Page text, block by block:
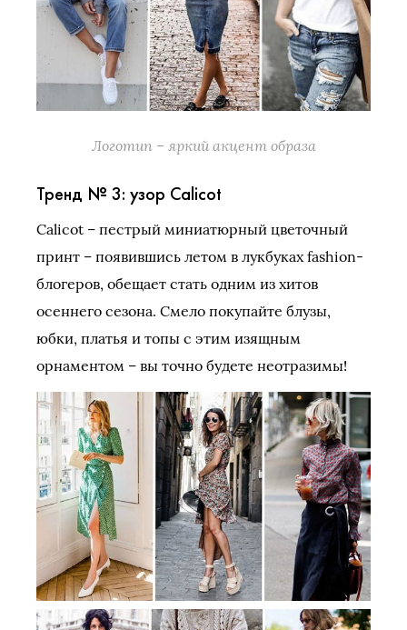
Логотип – яркий акцент образа
Тренд № 3: узор Calicot
Calicot – пестрый миниатюрный цветочный
принт – появившись летом в лукбуках fashion-
блогеров, обещает стать одним из хитов
осеннего сезона. Смело покупайте блузы,
юбки, платья и топы с этим изящным
орнаментом – вы точно будете неотразимы!